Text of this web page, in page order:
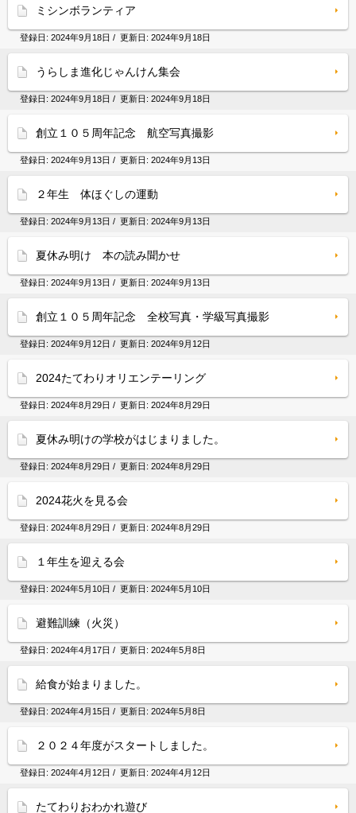
ミシンボランティア
登録日: 2024年9月18日 / 更新日: 2024年9月18日
うらしま進化じゃんけん集会
登録日: 2024年9月18日 / 更新日: 2024年9月18日
創立１０５周年記念 航空写真撮影
登録日: 2024年9月13日 / 更新日: 2024年9月13日
２年生 体ほぐしの運動
登録日: 2024年9月13日 / 更新日: 2024年9月13日
夏休み明け 本の読み聞かせ
登録日: 2024年9月13日 / 更新日: 2024年9月13日
創立１０５周年記念 全校写真・学級写真撮影
登録日: 2024年9月12日 / 更新日: 2024年9月12日
2024たてわりオリエンテーリング
登録日: 2024年8月29日 / 更新日: 2024年8月29日
夏休み明けの学校がはじまりました。
登録日: 2024年8月29日 / 更新日: 2024年8月29日
2024花火を見る会
登録日: 2024年8月29日 / 更新日: 2024年8月29日
１年生を迎える会
登録日: 2024年5月10日 / 更新日: 2024年5月10日
避難訓練（火災）
登録日: 2024年4月17日 / 更新日: 2024年5月8日
給食が始まりました。
登録日: 2024年4月15日 / 更新日: 2024年5月8日
２０２４年度がスタートしました。
登録日: 2024年4月12日 / 更新日: 2024年4月12日
たてわりおわかれ遊び